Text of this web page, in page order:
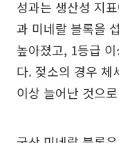
성과는 생산성 지
과 미네랄 블록을
높아졌고, 1등급
다. 젖소의 경우 체
이상 늘어난 것으